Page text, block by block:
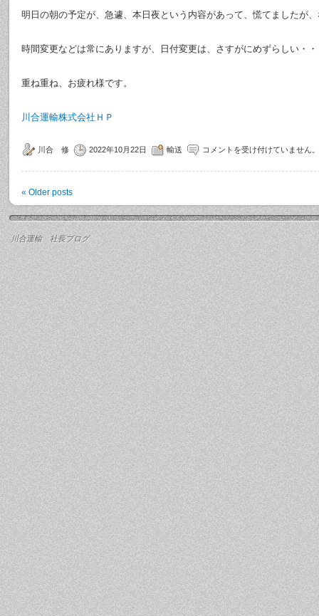
明日の朝の予定が、急遽、本日夜という内容があって、慌てましたが
時間変更などは常にありますが、日付変更は、さすがにめずらしい・
重ね重ね、お疲れ様です。
川合運輸株式会社ＨＰ
川合 修 2022年10月22日 輸送 コメントを受け付けていません。
« Older posts
川合運輸 社長ブログ